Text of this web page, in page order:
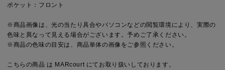
ポケット：フロント
※商品画像は、光の当たり具合やパソコンなどの閲覧環境により、実際の
色味と異なって見える場合がございます。予めご了承ください。
※商品の色味の目安は、商品単体の画像をご参照ください。
こちらの商品 は MARcourt にてお取り扱いしております。